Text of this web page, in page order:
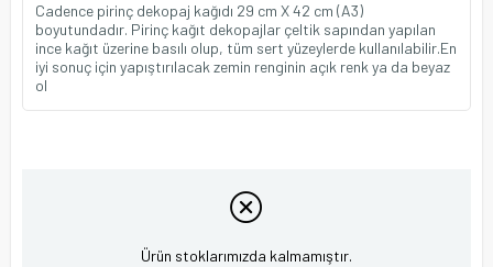
Cadence pirinç dekopaj kağıdı 29 cm X 42 cm (A3)
boyutundadır. Pirinç kağıt dekopajlar çeltik sapından yapılan
ince kağıt üzerine basılı olup, tüm sert yüzeylerde kullanılabilir.En
iyi sonuç için yapıştırılacak zemin renginin açık renk ya da beyaz
ol
Ürün stoklarımızda kalmamıştır.